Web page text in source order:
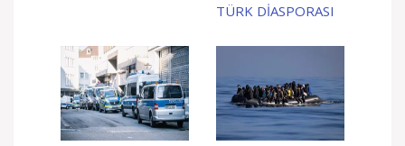
TÜRK DİASPORASI